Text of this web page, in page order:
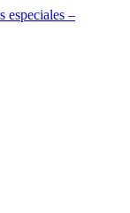
especiales –